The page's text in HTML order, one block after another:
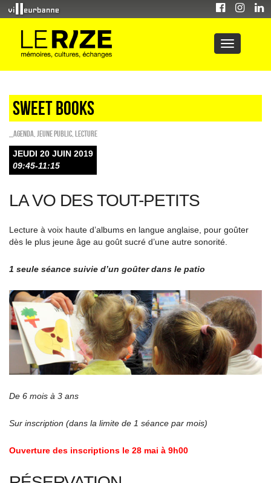
Sweet Books
_Agenda Jeune public Lecture
JEUDI 20 JUIN 2019
09:45-11:15
LA VO DES TOUT-PETITS
Lecture à voix haute d’albums en langue anglaise, pour goûter
dès le plus jeune âge au goût sucré d’une autre sonorité.
1 seule séance suivie d’un goûter dans le patio
De 6 mois à 3 ans
Sur inscription (dans la limite de 1 séance par mois)
Ouverture des inscriptions le 28 mai à 9h00